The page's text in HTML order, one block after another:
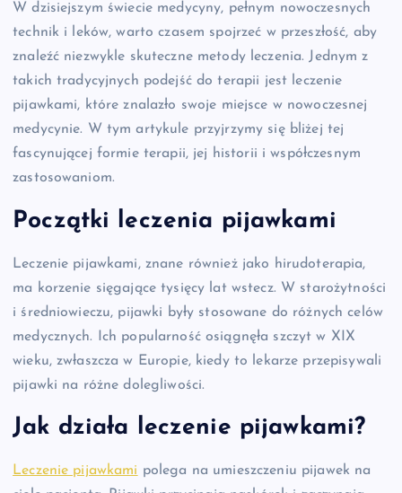
W dzisiejszym świecie medycyny, pełnym nowoczesnych
technik i leków, warto czasem spojrzeć w przeszłość, aby
znaleźć niezwykle skuteczne metody leczenia. Jednym z
takich tradycyjnych podejść do terapii jest leczenie
pijawkami, które znalazło swoje miejsce w nowoczesnej
medycynie. W tym artykule przyjrzymy się bliżej tej
fascynującej formie terapii, jej historii i współczesnym
zastosowaniom.
Początki leczenia pijawkami
Leczenie pijawkami, znane również jako hirudoterapia,
ma korzenie sięgające tysięcy lat wstecz. W starożytności
i średniowieczu, pijawki były stosowane do różnych celów
medycznych. Ich popularność osiągnęła szczyt w XIX
wieku, zwłaszcza w Europie, kiedy to lekarze przepisywali
pijawki na różne dolegliwości.
Jak działa leczenie pijawkami?
Leczenie pijawkami polega na umieszczeniu pijawek na